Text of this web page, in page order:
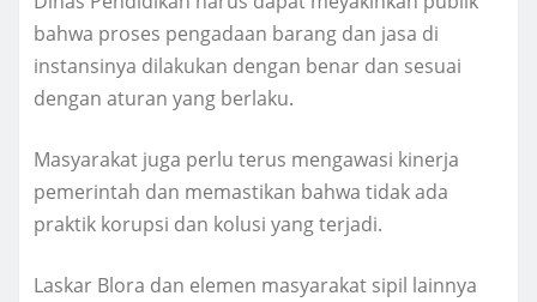
bahwa proses pengadaan barang dan jasa di
instansinya dilakukan dengan benar dan sesuai
dengan aturan yang berlaku.
Masyarakat juga perlu terus mengawasi kinerja
pemerintah dan memastikan bahwa tidak ada
praktik korupsi dan kolusi yang terjadi.
Laskar Blora dan elemen masyarakat sipil lainnya